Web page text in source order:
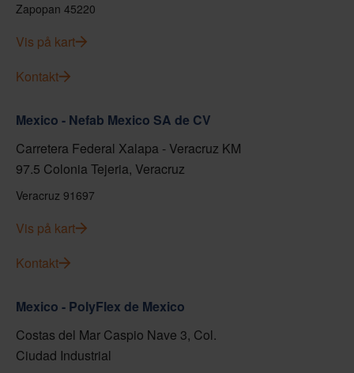
Zapopan 45220
Vis på kart
Kontakt
Mexico - Nefab Mexico SA de CV
Carretera Federal Xalapa - Veracruz KM
97.5 Colonia Tejeria, Veracruz
Veracruz 91697
Vis på kart
Kontakt
Mexico - PolyFlex de Mexico
Costas del Mar Caspio Nave 3, Col.
Ciudad Industrial